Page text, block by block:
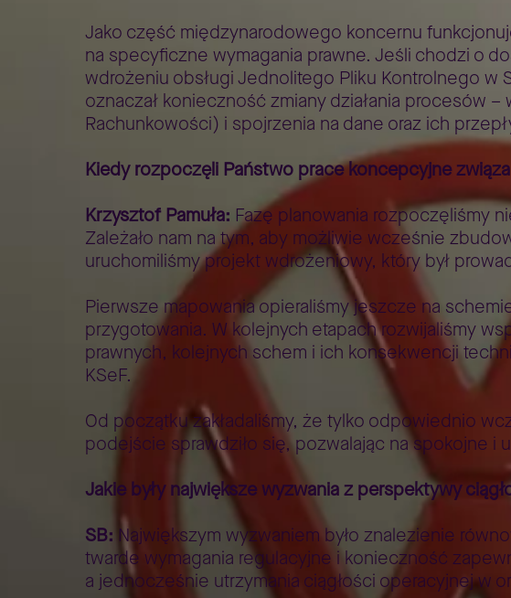
Jako część międzynarodowego koncernu
na specyficzne wymagania prawne. Jeśli chodzi o
wdrożeniu obsługi Jednolitego Pliku Kontrolnego w
oznaczał konieczność zmiany działania procesów –
Rachunkowości) i spojrzenia na dane oraz ich
Kiedy rozpoczęli Państwo prace koncepcyjne
Krzysztof Pamuła: Fazę planowania rozpoczęliśmy
Zależało nam na tym, aby możliwie wcześnie
uruchomiliśmy projekt wdrożeniowy, który był
Pierwsze mapowania opieraliśmy jeszcze na
przygotowania. W kolejnych etapach rozwijaliśmy
prawnych, kolejnych schem i ich konsekwencji
KSeF.
Od początku zakładaliśmy, że tylko odpowiednio
podejście sprawdziło się, pozwalając na spokojne
Jakie były największe wyzwania z perspektywy
SB: Największym wyzwaniem było znalezienie
twarde wymagania regulacyjne i konieczność
a jednocześnie utrzymania ciągłości operacyjnej w